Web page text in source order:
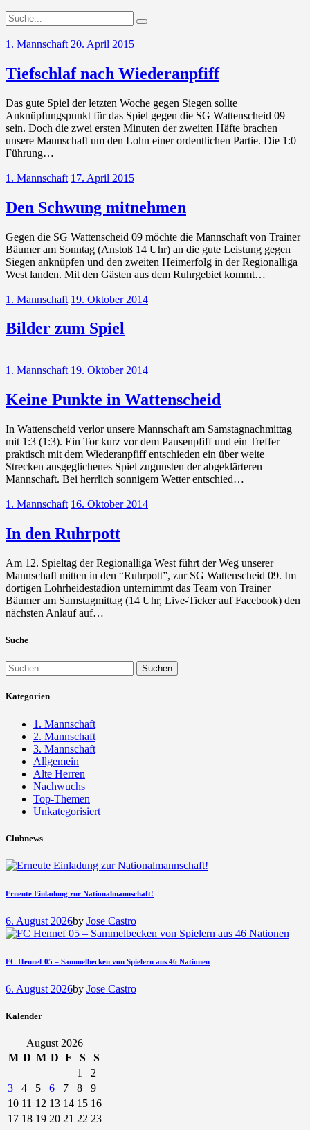
1. Mannschaft 20. April 2015
Tiefschlaf nach Wiederanpfiff
Das gute Spiel der letzten Woche gegen Siegen sollte
Anknüpfungspunkt für das Spiel gegen die SG Wattenscheid 09
sein. Doch die zwei ersten Minuten der zweiten Häfte brachen
unsere Mannschaft um den Lohn einer ordentlichen Partie. Die 1:0
Führung…
1. Mannschaft 17. April 2015
Den Schwung mitnehmen
Gegen die SG Wattenscheid 09 möchte die Mannschaft von Trainer
Bäumer am Sonntag (Anstoß 14 Uhr) an die gute Leistung gegen
Siegen anknüpfen und den zweiten Heimerfolg in der Regionalliga
West landen. Mit den Gästen aus dem Ruhrgebiet kommt…
1. Mannschaft 19. Oktober 2014
Bilder zum Spiel
1. Mannschaft 19. Oktober 2014
Keine Punkte in Wattenscheid
In Wattenscheid verlor unsere Mannschaft am Samstagnachmittag
mit 1:3 (1:3). Ein Tor kurz vor dem Pausenpfiff und ein Treffer
praktisch mit dem Wiederanpfiff entschieden ein über weite
Strecken ausgeglichenes Spiel zugunsten der abgeklärteren
Mannschaft. Bei herrlich sonnigem Wetter entschied…
1. Mannschaft 16. Oktober 2014
In den Ruhrpott
Am 12. Spieltag der Regionalliga West führt der Weg unserer
Mannschaft mitten in den “Ruhrpott”, zur SG Wattenscheid 09. Im
dortigen Lohrheidestadion unternimmt das Team von Trainer
Bäumer am Samstagmittag (14 Uhr, Live-Ticker auf Facebook) den
nächsten Anlauf auf…
Suche
Suchen
nach:
Kategorien
1. Mannschaft
2. Mannschaft
3. Mannschaft
Allgemein
Alte Herren
Nachwuchs
Top-Themen
Unkategorisiert
Clubnews
Erneute Einladung zur Nationalmannschaft!
6. August 2026by Jose Castro
FC Hennef 05 – Sammelbecken von Spielern aus 46 Nationen
6. August 2026by Jose Castro
Kalender
August 2026
M D M D F S
S
1
2
3
4 5 6 7 8
9
10 11 12 13 14 15 16
17 18 19 20 21 22 23